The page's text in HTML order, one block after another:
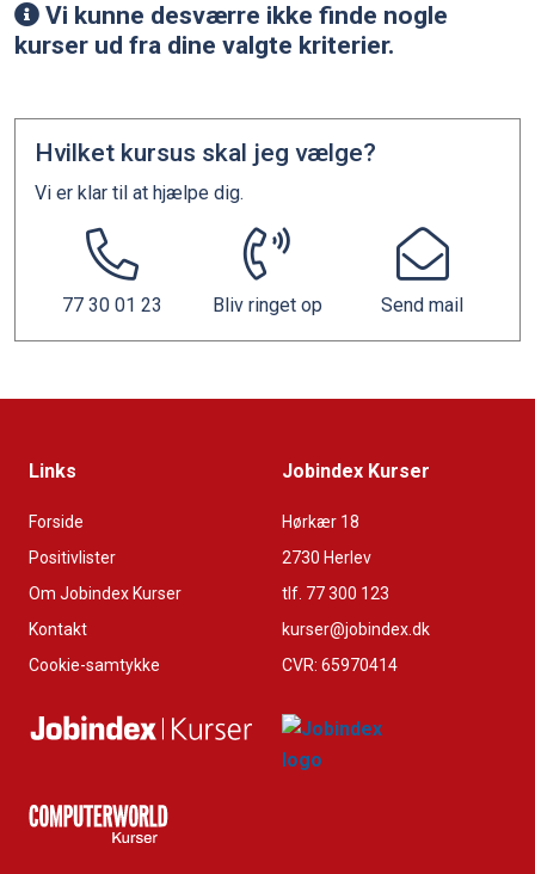
Vi kunne desværre ikke finde nogle
kurser ud fra dine valgte kriterier.
Hvilket kursus skal jeg vælge?
Vi er klar til at hjælpe dig.
77 30 01 23 Bliv ringet op Send mail
Links
Forside
Positivlister
Om Jobindex Kurser
Kontakt
Cookie-samtykke
Jobindex Kurser
Hørkær 18
2730 Herlev
tlf. 77 300 123
kurser@jobindex.dk
CVR: 65970414